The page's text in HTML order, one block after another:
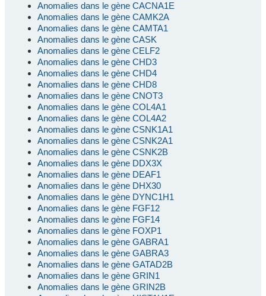
Anomalies dans le gène CACNA1E
Anomalies dans le gène CAMK2A
Anomalies dans le gène CAMTA1
Anomalies dans le gène CASK
Anomalies dans le gène CELF2
Anomalies dans le gène CHD3
Anomalies dans le gène CHD4
Anomalies dans le gène CHD8
Anomalies dans le gène CNOT3
Anomalies dans le gène COL4A1
Anomalies dans le gène COL4A2
Anomalies dans le gène CSNK1A1
Anomalies dans le gène CSNK2A1
Anomalies dans le gène CSNK2B
Anomalies dans le gène DDX3X
Anomalies dans le gène DEAF1
Anomalies dans le gène DHX30
Anomalies dans le gène DYNC1H1
Anomalies dans le gène FGF12
Anomalies dans le gène FGF14
Anomalies dans le gène FOXP1
Anomalies dans le gène GABRA1
Anomalies dans le gène GABRA3
Anomalies dans le gène GATAD2B
Anomalies dans le gène GRIN1
Anomalies dans le gène GRIN2B